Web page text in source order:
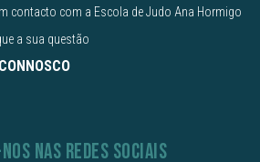
contacto com a Escola de Judo Ana Hormigo
a sua questão
NAS REDES SOCIAIS